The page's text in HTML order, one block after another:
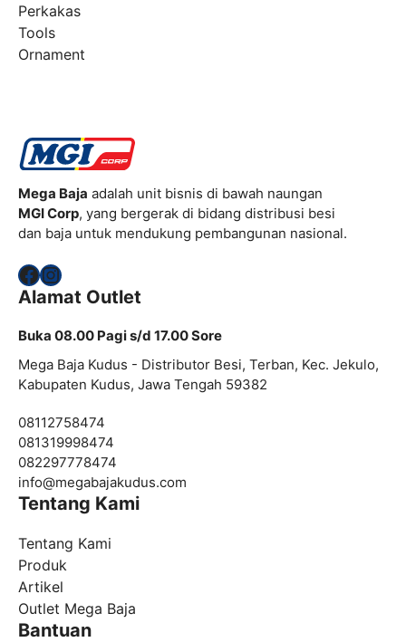
Perkakas
Tools
Ornament
Mega Baja adalah unit bisnis di bawah naungan
MGI Corp, yang bergerak di bidang distribusi besi
dan baja untuk mendukung pembangunan nasional.
Facebook
Instagram
Alamat Outlet
Buka 08.00 Pagi s/d 17.00 Sore
Mega Baja Kudus - Distributor Besi, Terban, Kec. Jekulo,
Kabupaten Kudus, Jawa Tengah 59382
08112758474
081319998474
082297778474
info@megabajakudus.com
Tentang Kami
Tentang Kami
Produk
Artikel
Outlet Mega Baja
Bantuan